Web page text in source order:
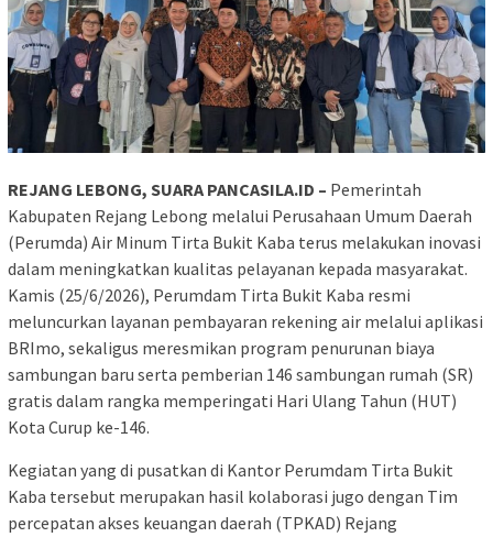
REJANG LEBONG, SUARA PANCASILA.ID – Pemerintah
Kabupaten Rejang Lebong melalui Perusahaan Umum Daerah
(Perumda) Air Minum Tirta Bukit Kaba terus melakukan inovasi
dalam meningkatkan kualitas pelayanan kepada masyarakat.
Kamis (25/6/2026), Perumdam Tirta Bukit Kaba resmi
meluncurkan layanan pembayaran rekening air melalui aplikasi
BRImo, sekaligus meresmikan program penurunan biaya
sambungan baru serta pemberian 146 sambungan rumah (SR)
gratis dalam rangka memperingati Hari Ulang Tahun (HUT)
Kota Curup ke-146.
Kegiatan yang di pusatkan di Kantor Perumdam Tirta Bukit
Kaba tersebut merupakan hasil kolaborasi jugo dengan Tim
percepatan akses keuangan daerah (TPKAD) Rejang